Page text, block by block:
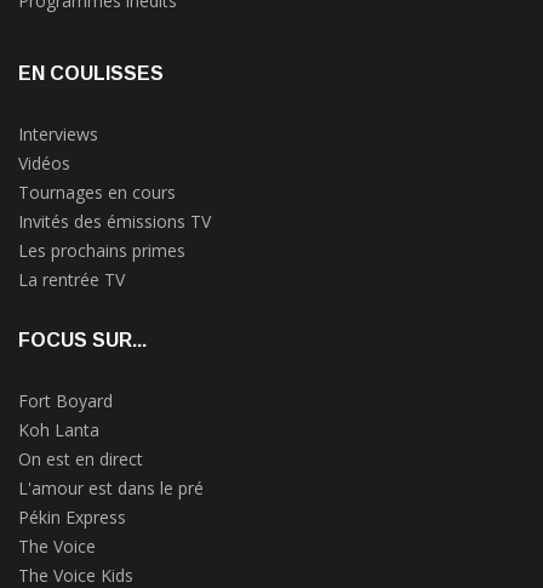
EN COULISSES
Interviews
Vidéos
Tournages en cours
Invités des émissions TV
Les prochains primes
La rentrée TV
FOCUS SUR...
Fort Boyard
Koh Lanta
On est en direct
L'amour est dans le pré
Pékin Express
The Voice
The Voice Kids